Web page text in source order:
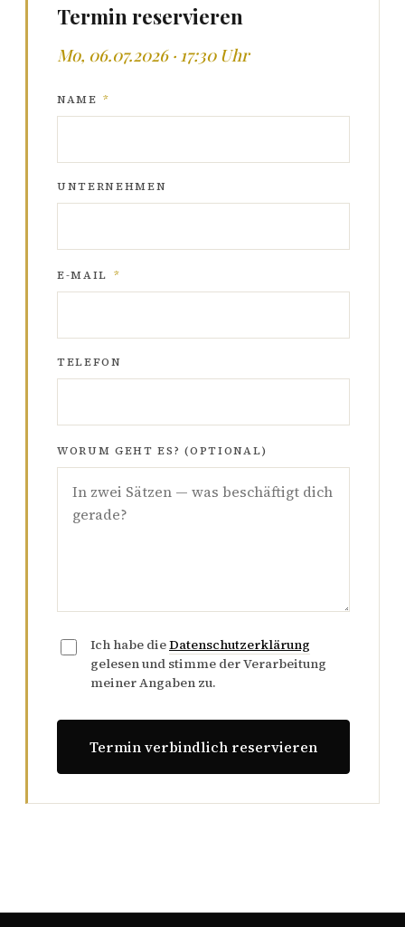
Termin reservieren
Mo, 06.07.2026 · 17:30 Uhr
NAME *
UNTERNEHMEN
E-MAIL *
TELEFON
WORUM GEHT ES? (OPTIONAL)
Ich habe dieDatenschutzerklärung
gelesen und stimme der Verarbeitung
meiner Angaben zu.
Termin verbindlich reservieren